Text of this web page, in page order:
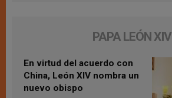
PAPA LEÓN XIV
En virtud del acuerdo con
China, León XIV nombra un
nuevo obispo